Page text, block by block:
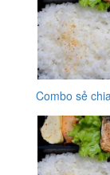
Combo sẻ